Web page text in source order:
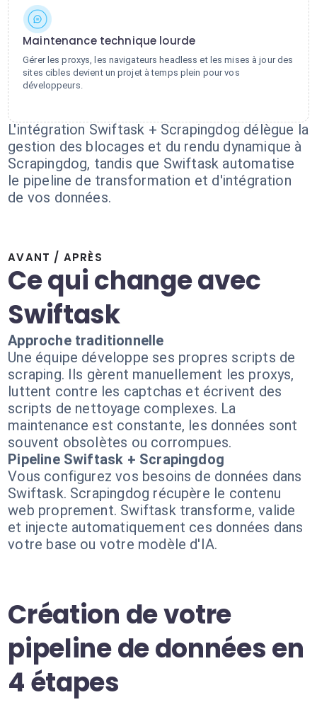
Maintenance technique lourde
Gérer les proxys, les navigateurs headless et les mises à jour des
sites cibles devient un projet à temps plein pour vos
développeurs.
L'intégration Swiftask + Scrapingdog délègue la
gestion des blocages et du rendu dynamique à
Scrapingdog, tandis que Swiftask automatise
le pipeline de transformation et d'intégration
de vos données.
AVANT / APRÈS
Ce qui change avec
Swiftask
Approche traditionnelle
Une équipe développe ses propres scripts de
scraping. Ils gèrent manuellement les proxys,
luttent contre les captchas et écrivent des
scripts de nettoyage complexes. La
maintenance est constante, les données sont
souvent obsolètes ou corrompues.
Pipeline Swiftask + Scrapingdog
Vous configurez vos besoins de données dans
Swiftask. Scrapingdog récupère le contenu
web proprement. Swiftask transforme, valide
et injecte automatiquement ces données dans
votre base ou votre modèle d'IA.
Création de votre
pipeline de données en
4 étapes